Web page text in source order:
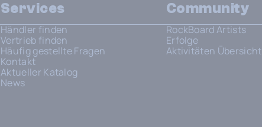
Services
Händler finden
Vertrieb finden
Häufig gestellte Fragen
Kontakt
Aktueller Katalog
News
Community
RockBoard Artists
Erfolge
Aktivitäten Übersicht